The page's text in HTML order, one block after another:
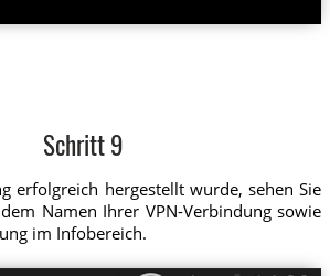
Schritt 9
erfolgreich hergestellt wurde, sehen Sie
Namen Ihrer VPN-Verbindung sowie
im Infobereich.